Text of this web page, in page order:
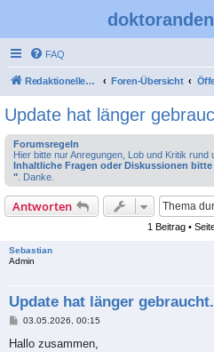
FAQ
Redaktioneller Teil Foren-Übersicht
Update hat länger
Forumsregeln
Hier bitte nur Anregungen, Lob und Kritik rund
Inhaltliche Fragen oder Diskussionen
" . Danke.
Antworten
1 Beitrag •
Sebastian
Admin
Update hat länger
B
i
03.05.2026, 00:15
Hallo zusammen,